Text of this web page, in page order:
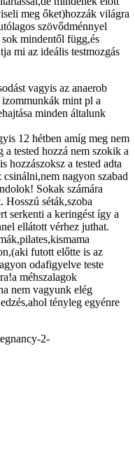
meg őket)hozzák világra
szövődménnyel
mindentől függ,és
mi az ideális testmozgás
vagyis az anaerob
mint pl a
minden általunk
12 hétben amíg meg nem
a tested hozzá nem szokik a
hozzászoksz a tested adta
nagyon szabad
Sokak számára
Hosszú séták,szoba
serkenti a keringést így a
ellátott vérhez juthat.
futott előtte is az
odafigyelve teste
méhszalagok
nem vagyunk elég
tényleg egyénre